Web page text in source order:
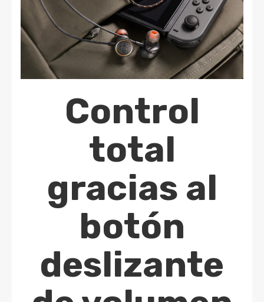
Control
total
gracias al
botón
deslizante